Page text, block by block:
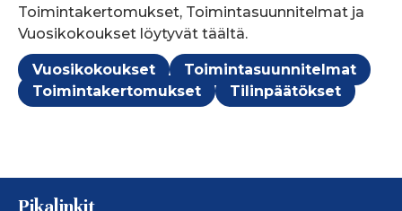
Toimintakertomukset, Toimintasuunnitelmat ja
Vuosikokoukset löytyvät täältä.
Vuosikokoukset
Toimintasuunnitelmat
Toimintakertomukset
Tilinpäätökset